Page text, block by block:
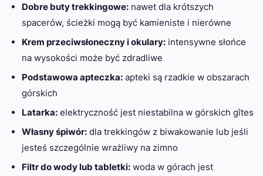
Dobre buty trekkingowe:nawet dla krótszych
spacerów, ścieżki mogą być kamieniste i nierówne
Krem przeciwsłoneczny i okulary:intensywne słońce
na wysokości może być zdradliwe
Podstawowa apteczka:apteki są rzadkie w obszarach
górskich
Latarka:elektryczność jest niestabilna w górskich gîtes
Własny śpiwór:dla trekkingów z biwakowanie lub jeśli
jesteś szczególnie wrażliwy na zimno
Filtr do wody lub tabletki:woda w górach jest